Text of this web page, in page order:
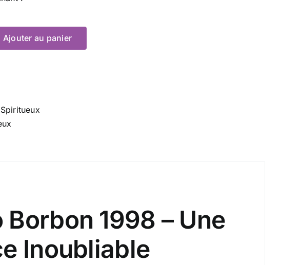
Ajouter au panier
Spiritueux
1998 – Une
Inoubliable